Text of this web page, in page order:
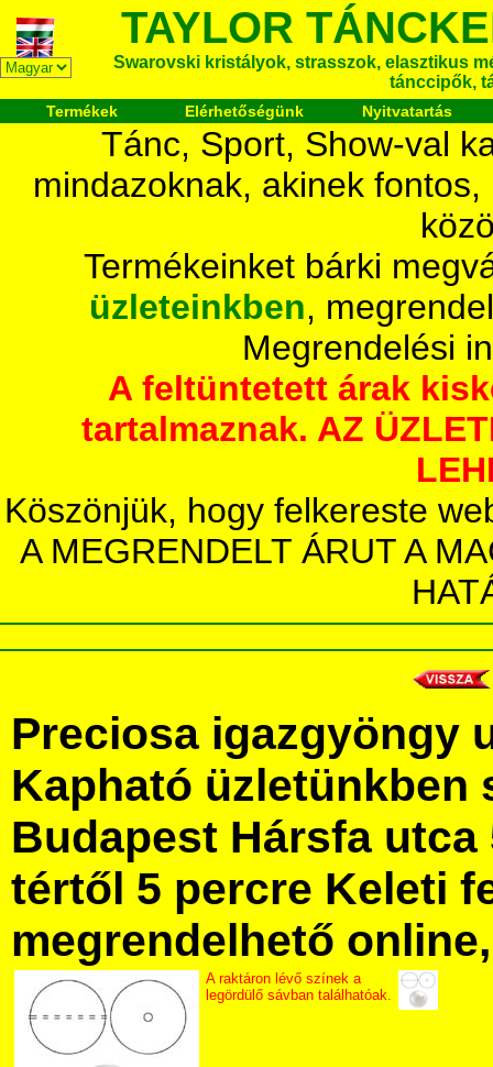
TAYLOR
Swarovski kristályok, strasszok, elasztikus
tánccipők,
Termékek Elérhetőségünk Nyitvatartás
Tánc, Sport, Show-val
mindazoknak, akinek
Termékeinket bárki
üzleteinkben,
Megrendelési
A feltüntetett árak
tartalmaznak. AZ
Köszönjük, hogy felkereste
A MEGRENDELT ÁRUT A
Preciosa igazgyöngy
Kapható üzletünkben
Budapest Hársfa utca
tértől 5 percre Keleti
megrendelhető
A raktáron lévő színek a
legördülő sávban találhatóak.